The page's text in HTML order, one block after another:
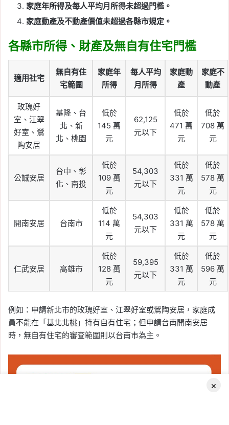
家庭年所得及每人平均月所得未超過門檻。
家庭動產及不動產價值未超過各縣市規定。
各縣市所得、財產及無自有住宅門檻
適用社宅
無自有住
宅範圍
家庭年
所得
每人平均
月所得
家庭動
產
家庭不
動產
玫瑰好
室、江翠
好室、鶯
陶安居
基隆、台
北、新
北、桃園
低於
145 萬
元
62,125
元以下
低於
471 萬
元
低於
708 萬
元
公誠安居
台中、彰
化、南投
低於
109 萬
元
54,303
元以下
低於
331 萬
元
低於
578 萬
元
開南安居 台南市
低於
114 萬
元
54,303
元以下
低於
331 萬
元
低於
578 萬
元
仁武安居 高雄市
低於
128 萬
元
59,395
元以下
低於
331 萬
元
低於
596 萬
元
例如：申請新北市的玫瑰好室、江翠好室或鶯陶安居，家庭成
員不能在「基北北桃」持有自有住宅；但申請台南開南安居
時，無自有住宅的審查範圍則以台南市為主。
×